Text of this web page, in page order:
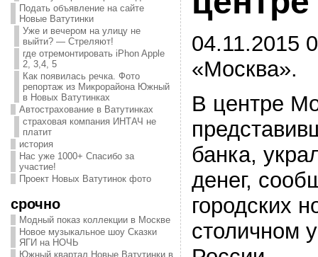
Подать объявление на сайте
Новые Ватутинки
Уже и вечером на улицу не
выйти? — Стреляют!
где отремонтировать iPhon Apple
2, 3,4, 5
Как появилась речка. Фото
репортаж из Микрорайона Южный
в Новых Ватутинках
Автострахование в Ватутинках
страховая компания ИНТАЧ не
платит
история
Нас уже 1000+ Спасибо за
участие!
Проект Новых Ватутинок фото
срочно
Модный показ коллекции в Москве
Новое музыкальное шоу Сказки
ЯГИ на НОЧЬ
Южный квартал Новые Ватутинки в
04.11.2015
«Москва».
В центре
банка,
денег,
городских
столичном